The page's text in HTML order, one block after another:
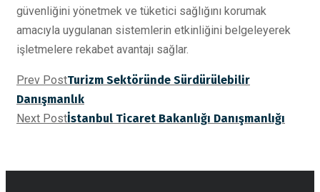
güvenliğini yönetmek ve tüketici sağlığını korumak
amacıyla uygulanan sistemlerin etkinliğini belgeleyerek
işletmelere rekabet avantajı sağlar.
Prev PostTurizm Sektöründe Sürdürülebilir
Danışmanlık
Next Postİstanbul Ticaret Bakanlığı Danışmanlığı